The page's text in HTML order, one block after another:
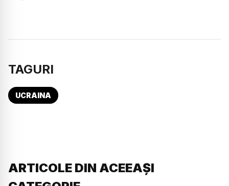
TAGURI
UCRAINA
ARTICOLE DIN ACEEAȘI